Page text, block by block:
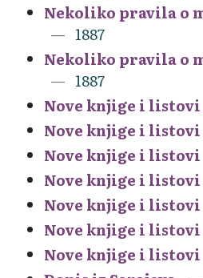
Nekoliko pravila o
1887
Nekoliko pravila o
1887
Nove knjige i listovi
Nove knjige i listovi
Nove knjige i listovi
Nove knjige i listovi
Nove knjige i listovi
Nove knjige i listovi
Nove knjige i listovi